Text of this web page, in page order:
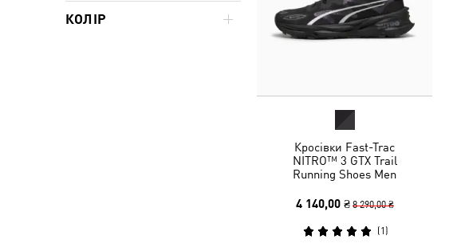
Кросівки Fast-Trac
NITRO™ 3 GTX Trail
Running Shoes Men
4 140,00 ₴ 8 290,00 ₴
(1 )
КОЛІР